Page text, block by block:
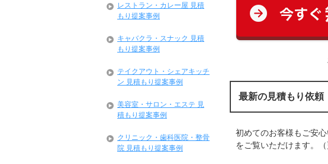
最新の見積もり依頼
初めてのお客様もご安
をご覧いただけます。
レストラン・カレー屋 見積
もり提案事例
キャバクラ・スナック 見積
もり提案事例
テイクアウト・シェアキッチ
ン 見積もり提案事例
美容室・サロン・エステ 見
積もり提案事例
クリニック・歯科医院・整骨
院 見積もり提案事例